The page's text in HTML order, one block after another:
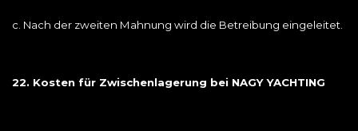
c. Nach der zweiten Mahnung wird die Betreibung eingeleitet.
22. Kosten für Zwischenlagerung bei NAGY YACHTING